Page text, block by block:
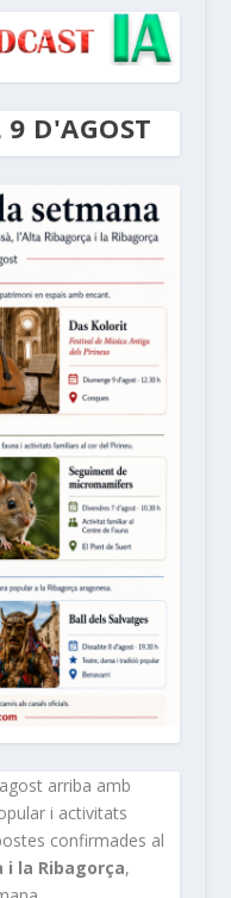
D'AGOST
arriba amb
i activitats
confirmades al
i la Ribagorça,